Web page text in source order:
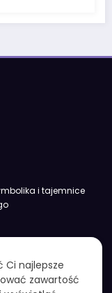
i tajemnice
Ci najlepsze
zawartość